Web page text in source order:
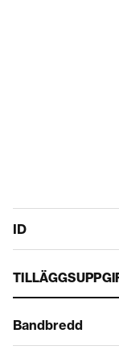
ID
Bandbredd